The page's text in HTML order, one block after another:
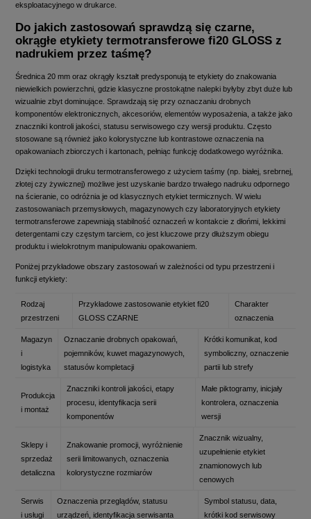
eksploatacyjnego w drukarce.
Do jakich zastosowań sprawdzą się czarne,
okrągłe etykiety termotransferowe fi20 GLOSS z
nadrukiem przez taśmę?
Średnica 20 mm oraz okrągły kształt predysponują te etykiety do znakowania
niewielkich powierzchni, gdzie klasyczne prostokątne nalepki byłyby zbyt duże lub
wizualnie zbyt dominujące. Sprawdzają się przy oznaczaniu drobnych
komponentów elektronicznych, akcesoriów, elementów wyposażenia, a także jako
znaczniki kontroli jakości, statusu serwisowego czy wersji produktu. Często
stosowane są również jako kolorystyczne lub kontrastowe oznaczenia na
opakowaniach zbiorczych i kartonach, pełniąc funkcję dodatkowego wyróżnika.
Dzięki technologii druku termotransferowego z użyciem taśmy (np. białej, srebrnej,
złotej czy żywicznej) możliwe jest uzyskanie bardzo trwałego nadruku odpornego
na ścieranie, co odróżnia je od klasycznych etykiet termicznych. W wielu
zastosowaniach przemysłowych, magazynowych czy laboratoryjnych etykiety
termotransferowe zapewniają stabilność oznaczeń w kontakcie z dłońmi, lekkimi
detergentami czy częstym tarciem, co jest kluczowe przy dłuższym obiegu
produktu i wielokrotnym manipulowaniu opakowaniem.
Poniżej przykładowe obszary zastosowań w zależności od typu przestrzeni i
funkcji etykiety:
Rodzaj
przestrzeni
Przykładowe zastosowanie etykiet fi20
GLOSS CZARNE
Charakter
oznaczenia
Magazyn
i
logistyka
Oznaczanie drobnych opakowań,
pojemników, kuwet magazynowych,
statusów kompletacji
Krótki komunikat, kod
symboliczny, oznaczenie
partii lub strefy
Produkcja
i montaż
Znaczniki kontroli jakości, etapy
procesu, identyfikacja serii
komponentów
Małe piktogramy, inicjały
kontrolera, oznaczenia
wersji
Sklepy i
sprzedaż
detaliczna
Znakowanie promocji, wyróżnienie
serii limitowanych, oznaczenia
kolorystyczne rozmiarów
Znacznik wizualny,
uzupełnienie etykiet
znamionowych lub
cenowych
Serwis
i usługi
Oznaczenia przeglądów, statusu
urządzeń, identyfikacja serwisanta
Symbol statusu, data,
krótki kod serwisowy